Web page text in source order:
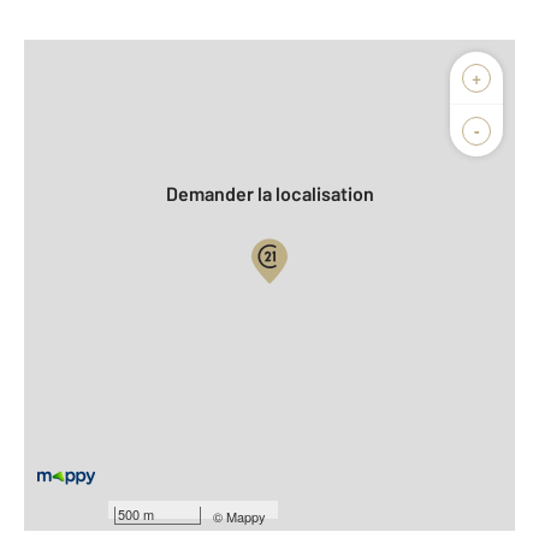
+
-
500 m ©Mappy
Biens vendus
Demander la localisation
Année construction : 1880